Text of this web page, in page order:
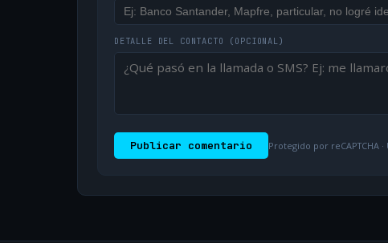
DETALLE DEL CONTACTO (OPCIONAL)
Publicar comentario Protegido por reCAPTCHA